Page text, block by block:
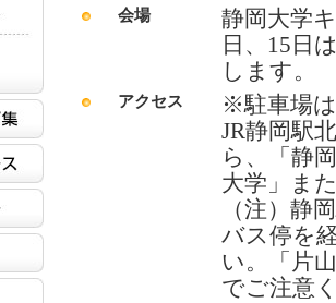
会場
静岡大学
日、15日
します。
アクセス
※駐車場
JR静岡駅
ら、「静
大学」ま
（注）静
バス停を
い。「片
でご注意
地域連携メールマガジン
社会連携シーズ集